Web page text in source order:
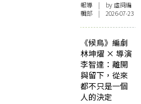
報導 | by 虛詞編
輯部 | 2026-07-23
《候鳥》編劇
林坤燿 × 導演
李智達：離開
與留下，從來
都不只是一個
人的決定